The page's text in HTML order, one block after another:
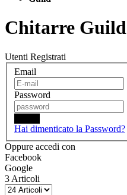
Chitarre Guild
Utenti Registrati
Email
Password
Hai dimenticato la Password?
Oppure accedi con
Facebook
Google
3Articoli